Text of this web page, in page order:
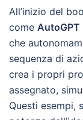
All’inizio del
come AutoGPT
che
sequenza di
crea i propri
assegnato,
Questi esempi,